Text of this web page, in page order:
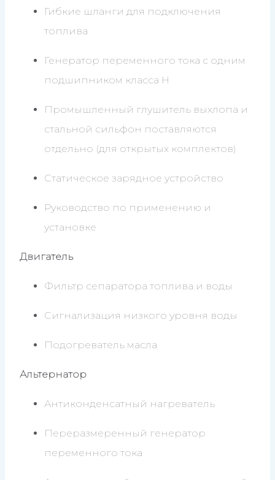
Гибкие шланги для подключения
топлива
Генератор переменного тока с одним
подшипником класса H
Промышленный глушитель выхлопа и
стальной сильфон поставляются
отдельно (для открытых комплектов)
Статическое зарядное устройство
Руководство по применению и
установке
Двигатель
Фильтр сепаратора топлива и воды
Сигнализация низкого уровня воды
Подогреватель масла
Альтернатор
Антиконденсатный нагреватель
Переразмеренный генератор
переменного тока